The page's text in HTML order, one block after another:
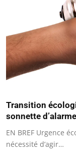
Transition
sonnette
EN BREF Urgence
nécessité d’agir…